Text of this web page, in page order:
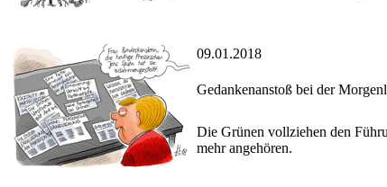
09.01.2018
Gedankenanstoß bei der
Die Grünen vollziehen den
mehr angehören.